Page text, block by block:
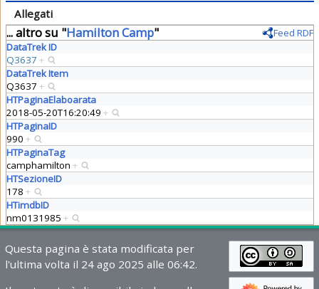
Allegati
... altro su "Hamilton Camp"
Feed RDF
DataTrek ID
Q3637 +
DataTrek Item
Q3637 +
HTPaginaElaboarata
2018-05-20T16:20:49 +
HTPaginaID
990 +
HTPaginaTag
camphamilton +
HTSezioneID
178 +
HTimdbID
nm0131985 +
Questa pagina è stata modificata per
l'ultima volta il 24 ago 2025 alle 06:42.